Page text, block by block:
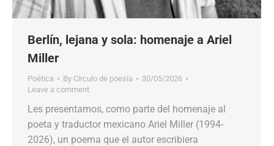
Berlín, lejana y sola: homenaje a Ariel
Miller
Poética By Círculo de poesía
30/05/2026
Leave a comment
Les presentamos, como parte del homenaje al
poeta y traductor mexicano Ariel Miller (1994-
2026), un poema que el autor escribiera